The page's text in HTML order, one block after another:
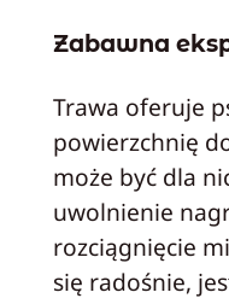
Zabawna
Trawa oferuje
powierzchnię
może być dla
uwolnienie
rozciągnięcie
się radośnie,